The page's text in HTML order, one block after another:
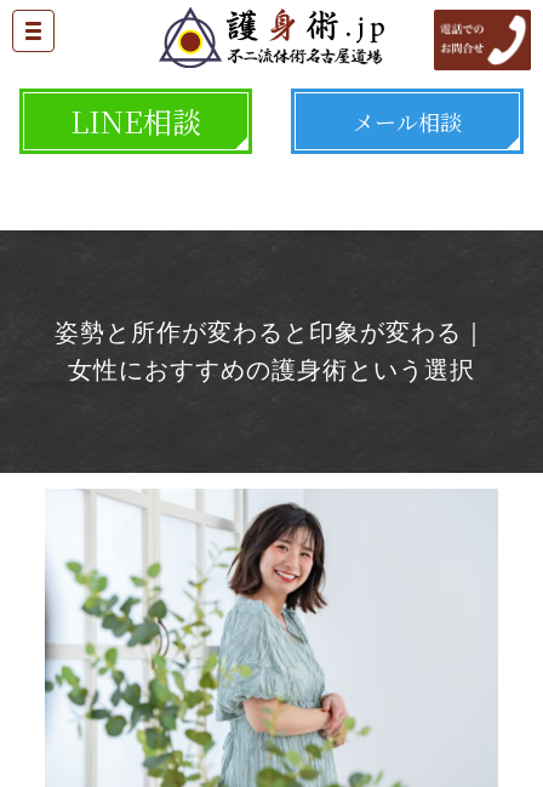
LINE相談 メール相談
姿勢と所作が変わると印象が変わる｜
女性におすすめの護身術という選択